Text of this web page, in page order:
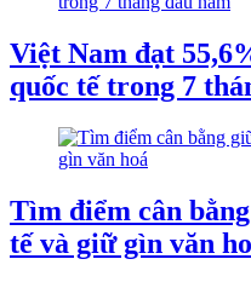
Việt Nam đạt
quốc tế trong 7
Tìm điểm cân
tế và giữ gìn văn